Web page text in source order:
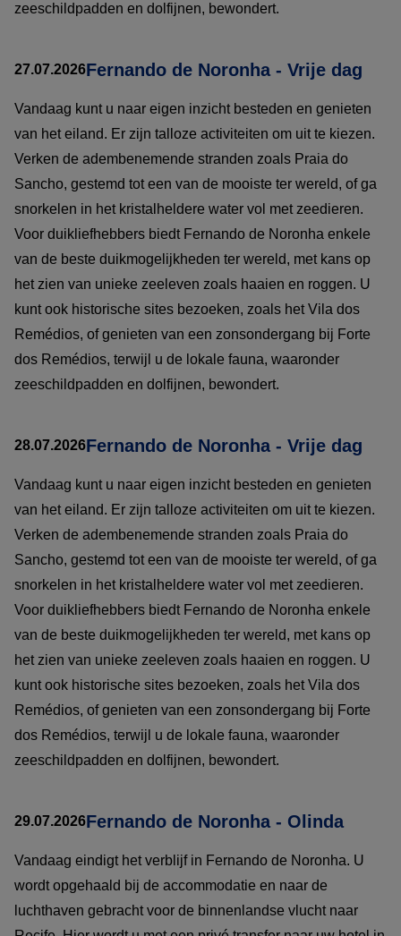
zeeschildpadden en dolfijnen, bewondert.
27.07.2026Fernando de Noronha - Vrije dag
Vandaag kunt u naar eigen inzicht besteden en genieten
van het eiland. Er zijn talloze activiteiten om uit te kiezen.
Verken de adembenemende stranden zoals Praia do
Sancho, gestemd tot een van de mooiste ter wereld, of ga
snorkelen in het kristalheldere water vol met zeedieren.
Voor duikliefhebbers biedt Fernando de Noronha enkele
van de beste duikmogelijkheden ter wereld, met kans op
het zien van unieke zeeleven zoals haaien en roggen. U
kunt ook historische sites bezoeken, zoals het Vila dos
Remédios, of genieten van een zonsondergang bij Forte
dos Remédios, terwijl u de lokale fauna, waaronder
zeeschildpadden en dolfijnen, bewondert.
28.07.2026Fernando de Noronha - Vrije dag
Vandaag kunt u naar eigen inzicht besteden en genieten
van het eiland. Er zijn talloze activiteiten om uit te kiezen.
Verken de adembenemende stranden zoals Praia do
Sancho, gestemd tot een van de mooiste ter wereld, of ga
snorkelen in het kristalheldere water vol met zeedieren.
Voor duikliefhebbers biedt Fernando de Noronha enkele
van de beste duikmogelijkheden ter wereld, met kans op
het zien van unieke zeeleven zoals haaien en roggen. U
kunt ook historische sites bezoeken, zoals het Vila dos
Remédios, of genieten van een zonsondergang bij Forte
dos Remédios, terwijl u de lokale fauna, waaronder
zeeschildpadden en dolfijnen, bewondert.
29.07.2026Fernando de Noronha - Olinda
Vandaag eindigt het verblijf in Fernando de Noronha. U
wordt opgehaald bij de accommodatie en naar de
luchthaven gebracht voor de binnenlandse vlucht naar